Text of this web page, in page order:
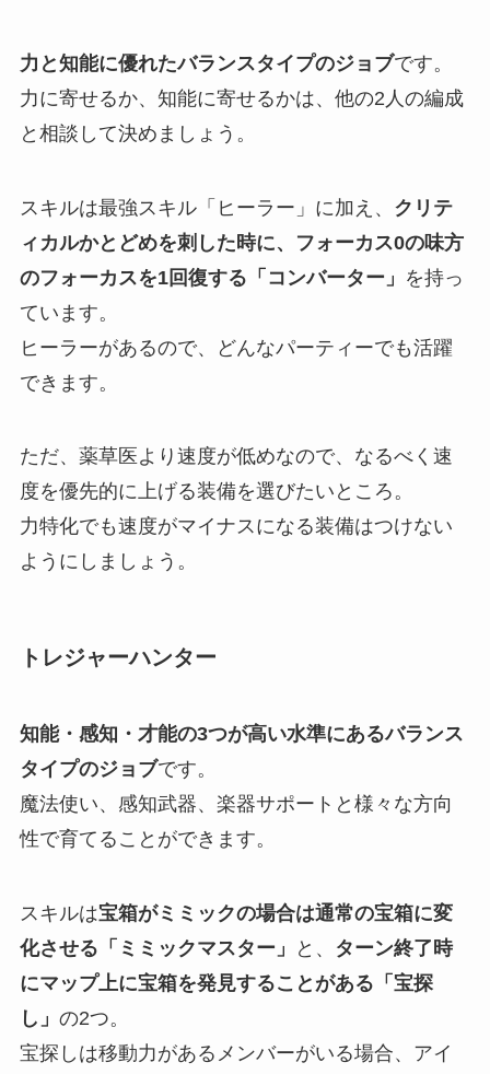
力と知能に優れたバランスタイプのジョブです。
力に寄せるか、知能に寄せるかは、他の2人の編成
と相談して決めましょう。
スキルは最強スキル「ヒーラー」 に加え、 クリテ
ィカルかとどめを刺した時に、フォーカス0の味方
のフォーカスを1回復する「コンバーター」 を持っ
ています。
ヒーラーがあるので、どんなパーティーでも活躍
できます。
ただ、薬草医より速度が低めなので、 なるべく速
度を優先的に上げる装備を選びたい ところ。
力特化でも速度がマイナスになる装備はつけない
ようにしましょう。
トレジャーハンター
知能・感知・才能の3つが高い水準にあるバランス
タイプのジョブです。
魔法使い、感知武器、楽器サポートと様々な方向
性で育てることができます。
スキルは宝箱がミミックの場合は通常の宝箱に変
化させる「ミミックマスター」
と、
ターン終了時
にマップ上に宝箱を発見することがある「宝探
し」 の2つ。
宝探しは移動力があるメンバーがいる場合、アイ